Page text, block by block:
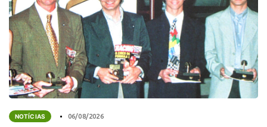
NOTÍCIAS 06/08/2026